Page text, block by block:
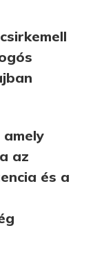
az
és a